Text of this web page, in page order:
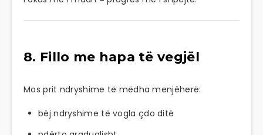
8. Fillo me hapa të vegjël
Mos prit ndryshime të mëdha menjëherë:
bëj ndryshime të vogla çdo ditë